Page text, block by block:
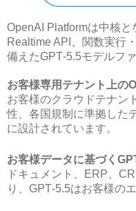
OpenAI Platformは中核
Realtime API、関数実行
備えたGPT‑5.5モデルフ
お客様専用テナント上の
お客様のクラウドテナン
性、各国規制に準拠した
に設計されています。
お客様データに基づく
ドキュメント、ERP、
り、GPT‑5.5はお客様の